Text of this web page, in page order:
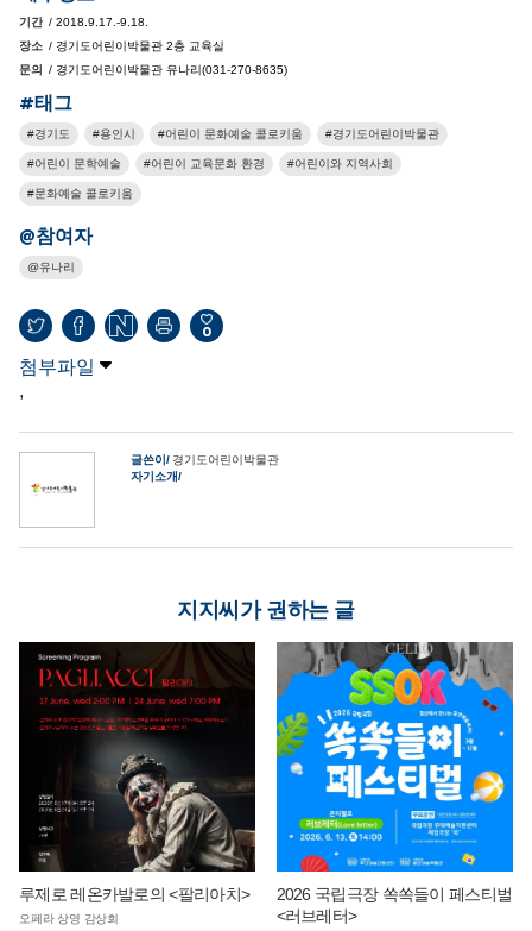
기간 / 2018.9.17.-9.18.
장소 / 경기도어린이박물관 2층 교육실
문의
/ 경기도어린이박물관 유나리(031-270-8635)
#태그
경기도 용인시 어린이 문화예술 콜로키움 경기도어린이박물관
어린이 문학예술 어린이 교육문화 환경 어린이와 지역사회
문화예술 콜로키움
@참여자
유나리
0
첨부파일
,
글쓴이
경기도어린이박물관
자기소개
지지씨가 권하는 글
루제로 레온카발로의 <팔리아치>
오페라 상영 감상회
2026 국립극장 쏙쏙들이 페스티벌
<러브레터>